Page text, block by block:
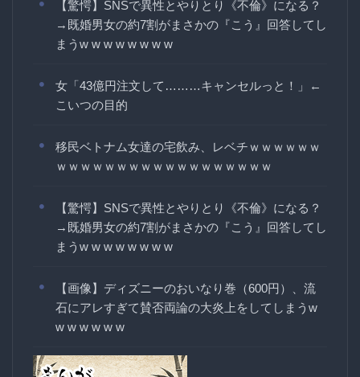
【驚愕】SNSで異性とやりとり《不倫》になる？
→既婚男女の約7割がまさかの『こう』回答してし
まうw w w w w w w w
女「43億円注文して………キャンセルっと！」←
こいつの目的
移民ベトナム女達の宅飲み、レベチｗｗｗｗｗｗ
ｗｗｗｗｗｗｗｗｗｗｗｗｗｗｗｗｗｗ
【驚愕】SNSで異性とやりとり《不倫》になる？
→既婚男女の約7割がまさかの『こう』回答してし
まうw w w w w w w w
【画像】ディズニーのおいなり巻（600円）、流
石にアレすぎて賛否両論の大炎上をしてしまうw
w w w w w w